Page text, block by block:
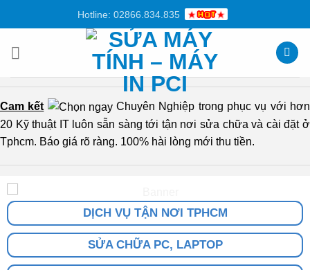
dung
Hotline: 02866.834.835
Cam kết
Chuyên Nghiệp trong phục vụ với hơn
20 Kỹ thuật IT luôn sẵn sàng tới tận nơi sửa chữa và cài đặt ở
Tphcm. Báo giá rõ ràng. 100% hài lòng mới thu tiền.
DỊCH VỤ TẬN NƠI TPHCM
SỬA CHỮA PC, LAPTOP